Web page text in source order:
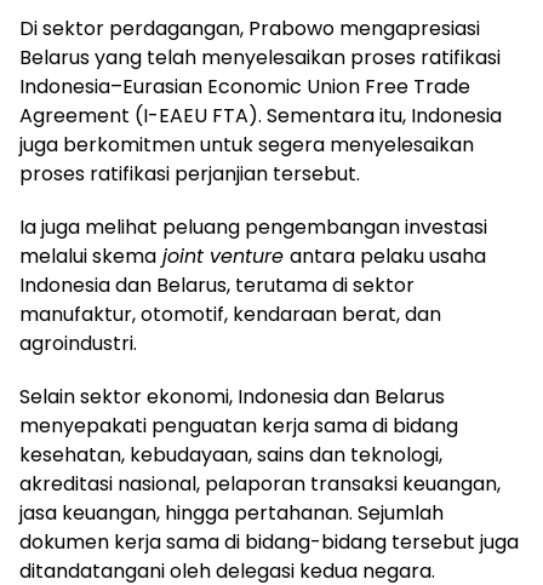
Di sektor perdagangan, Prabowo mengapresiasi
Belarus yang telah menyelesaikan proses ratifikasi
Indonesia–Eurasian Economic Union Free Trade
Agreement (I-EAEU FTA). Sementara itu, Indonesia
juga berkomitmen untuk segera menyelesaikan
proses ratifikasi perjanjian tersebut.
Ia juga melihat peluang pengembangan investasi
melalui skema joint venture antara pelaku usaha
Indonesia dan Belarus, terutama di sektor
manufaktur, otomotif, kendaraan berat, dan
agroindustri.
Selain sektor ekonomi, Indonesia dan Belarus
menyepakati penguatan kerja sama di bidang
kesehatan, kebudayaan, sains dan teknologi,
akreditasi nasional, pelaporan transaksi keuangan,
jasa keuangan, hingga pertahanan. Sejumlah
dokumen kerja sama di bidang-bidang tersebut juga
ditandatangani oleh delegasi kedua negara.